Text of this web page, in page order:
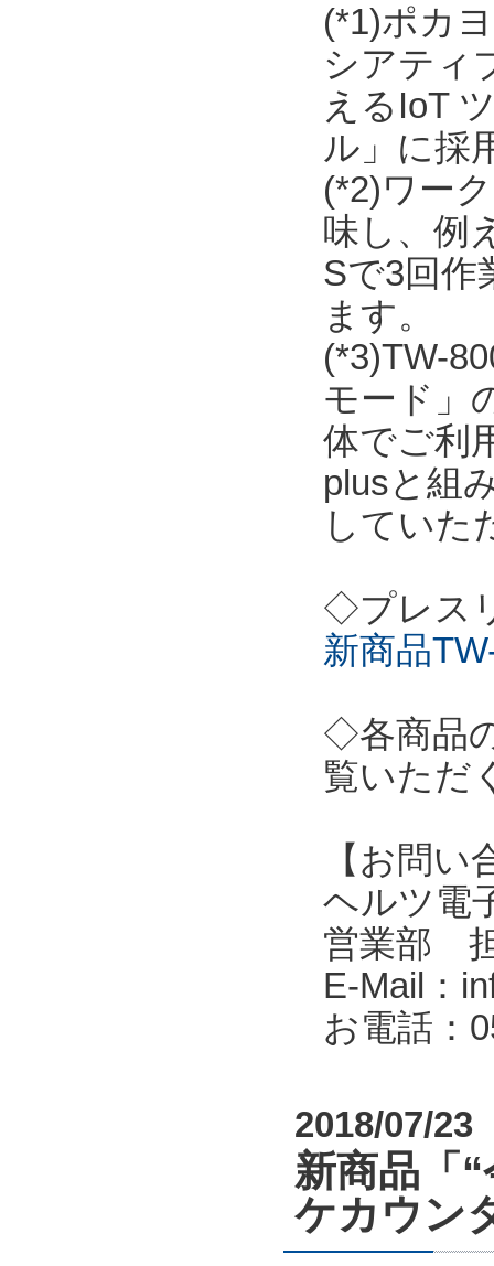
(*1)ポカ
シアティ
えるIoT
ル」に採
(*2)ワー
味し、例
Sで3回作
ます。
(*3)TW-
モード」
体でご利
plusと組
していた
◇プレス
新商品
◇各商品
覧いただ
【お問い
ヘルツ電
営業部
E-Mail：
お電話：
2018/07/23
新商品「
ケカウン